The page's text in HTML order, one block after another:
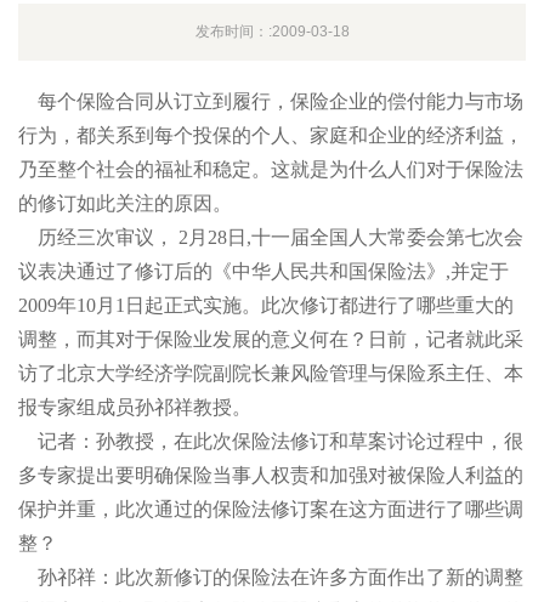
发布时间：:2009-03-18
每个保险合同从订立到履行，保险企业的偿付能力与市场
行为，都关系到每个投保的个人、家庭和企业的经济利益，
乃至整个社会的福祉和稳定。这就是为什么人们对于保险法
的修订如此关注的原因。
历经三次审议， 2月28日,十一届全国人大常委会第七次会
议表决通过了修订后的《中华人民共和国保险法》,并定于
2009年10月1日起正式实施。此次修订都进行了哪些重大的
调整，而其对于保险业发展的意义何在？日前，记者就此采
访了北京大学经济学院副院长兼风险管理与保险系主任、本
报专家组成员孙祁祥教授。
记者：孙教授，在此次保险法修订和草案讨论过程中，很
多专家提出要明确保险当事人权责和加强对被保险人利益的
保护并重，此次通过的保险法修订案在这方面进行了哪些调
整？
孙祁祥：此次新修订的保险法在许多方面作出了新的调整